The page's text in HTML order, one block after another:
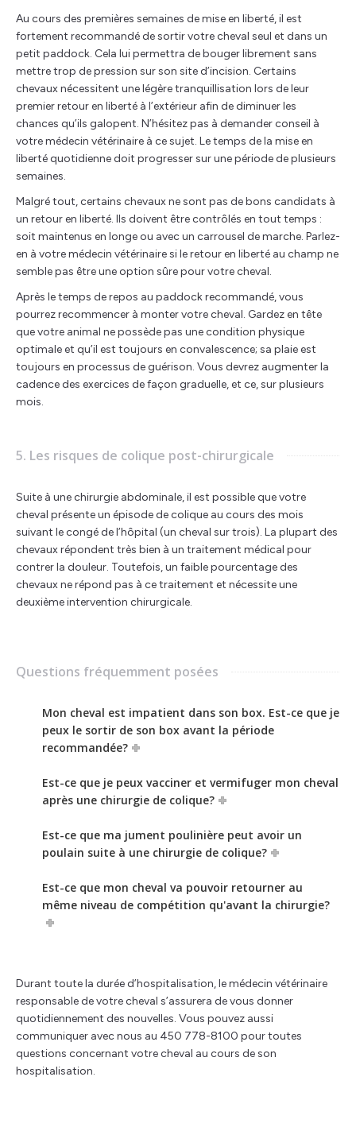
Au cours des premières semaines de mise en liberté, il est
fortement recommandé de sortir votre cheval seul et dans un
petit paddock. Cela lui permettra de bouger librement sans
mettre trop de pression sur son site d’incision. Certains
chevaux nécessitent une légère tranquillisation lors de leur
premier retour en liberté à l’extérieur afin de diminuer les
chances qu’ils galopent. N’hésitez pas à demander conseil à
votre médecin vétérinaire à ce sujet. Le temps de la mise en
liberté quotidienne doit progresser sur une période de plusieurs
semaines.
Malgré tout, certains chevaux ne sont pas de bons candidats à
un retour en liberté. Ils doivent être contrôlés en tout temps :
soit maintenus en longe ou avec un carrousel de marche. Parlez-
en à votre médecin vétérinaire si le retour en liberté au champ ne
semble pas être une option sûre pour votre cheval.
Après le temps de repos au paddock recommandé, vous
pourrez recommencer à monter votre cheval. Gardez en tête
que votre animal ne possède pas une condition physique
optimale et qu’il est toujours en convalescence; sa plaie est
toujours en processus de guérison. Vous devrez augmenter la
cadence des exercices de façon graduelle, et ce, sur plusieurs
mois.
5. Les risques de colique post-chirurgicale
Suite à une chirurgie abdominale, il est possible que votre
cheval présente un épisode de colique au cours des mois
suivant le congé de l’hôpital (un cheval sur trois). La plupart des
chevaux répondent très bien à un traitement médical pour
contrer la douleur. Toutefois, un faible pourcentage des
chevaux ne répond pas à ce traitement et nécessite une
deuxième intervention chirurgicale.
Questions fréquemment posées
Mon cheval est impatient dans son box. Est-ce que je
peux le sortir de son box avant la période
recommandée?
Est-ce que je peux vacciner et vermifuger mon cheval
après une chirurgie de colique?
Est-ce que ma jument poulinière peut avoir un
poulain suite à une chirurgie de colique?
Est-ce que mon cheval va pouvoir retourner au
même niveau de compétition qu'avant la chirurgie?
Durant toute la durée d’hospitalisation, le médecin vétérinaire
responsable de votre cheval s’assurera de vous donner
quotidiennement des nouvelles. Vous pouvez aussi
communiquer avec nous au 450 778-8100 pour toutes
questions concernant votre cheval au cours de son
hospitalisation.